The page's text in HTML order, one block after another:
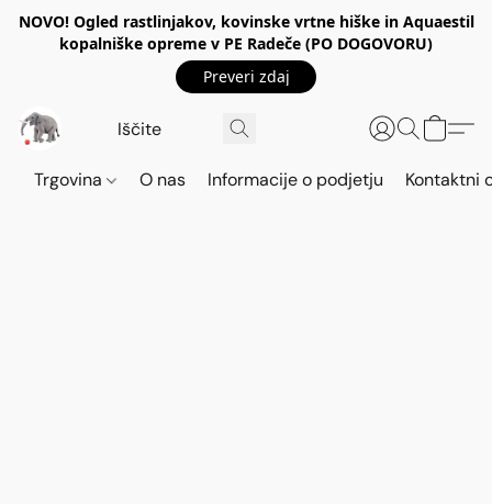
NOVO! Ogled rastlinjakov, kovinske vrtne hiške in Aquaestil
kopalniške opreme v PE Radeče (PO DOGOVORU)
Preveri zdaj
Trgovina O nas Informacije o podjetju Kontaktni